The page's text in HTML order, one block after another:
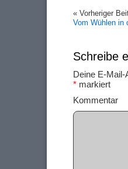
« Vorheriger
Vom Wühlen in
Schreibe
Deine E-
* markiert